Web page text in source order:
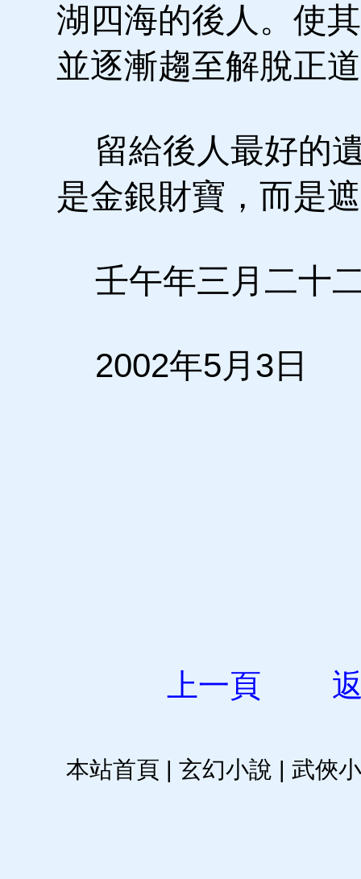
湖四海的後人。使
並逐漸趨至解脫正
留給後人最好的
是金銀財寶，而是
壬午年三月二十
2002年5月3日
上一頁
本站首頁 | 玄幻小說 | 武俠